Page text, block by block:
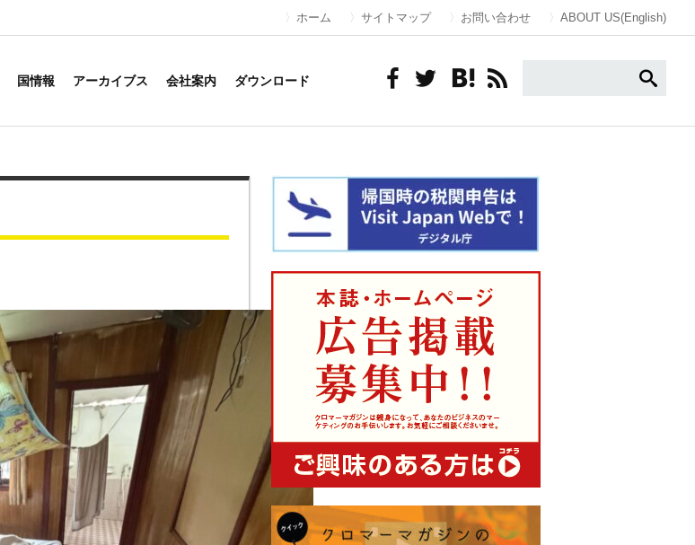
ホーム サイトマップ お問い合わせ ABOUT US(English)
国情報 アーカイブス 会社案内 ダウンロード